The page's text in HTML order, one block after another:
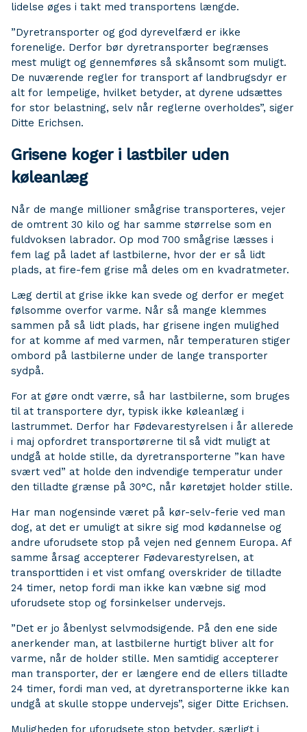
lidelse øges i takt med transportens længde.
”Dyretransporter og god dyrevelfærd er ikke
forenelige. Derfor bør dyretransporter begrænses
mest muligt og gennemføres så skånsomt som muligt.
De nuværende regler for transport af landbrugsdyr er
alt for lempelige, hvilket betyder, at dyrene udsættes
for stor belastning, selv når reglerne overholdes”, siger
Ditte Erichsen.
Grisene koger i lastbiler uden
køleanlæg
Når de mange millioner smågrise transporteres, vejer
de omtrent 30 kilo og har samme størrelse som en
fuldvoksen labrador. Op mod 700 smågrise læsses i
fem lag på ladet af lastbilerne, hvor der er så lidt
plads, at fire-fem grise må deles om en kvadratmeter.
Læg dertil at grise ikke kan svede og derfor er meget
følsomme overfor varme. Når så mange klemmes
sammen på så lidt plads, har grisene ingen mulighed
for at komme af med varmen, når temperaturen stiger
ombord på lastbilerne under de lange transporter
sydpå.
For at gøre ondt værre, så har lastbilerne, som bruges
til at transportere dyr, typisk ikke køleanlæg i
lastrummet. Derfor har Fødevarestyrelsen i år allerede
i maj opfordret transportørerne til så vidt muligt at
undgå at holde stille, da dyretransporterne ”kan have
svært ved” at holde den indvendige temperatur under
den tilladte grænse på 30°C, når køretøjet holder stille.
Har man nogensinde været på kør-selv-ferie ved man
dog, at det er umuligt at sikre sig mod kødannelse og
andre uforudsete stop på vejen ned gennem Europa. Af
samme årsag accepterer Fødevarestyrelsen, at
transporttiden i et vist omfang overskrider de tilladte
24 timer, netop fordi man ikke kan væbne sig mod
uforudsete stop og forsinkelser undervejs.
”Det er jo åbenlyst selvmodsigende. På den ene side
anerkender man, at lastbilerne hurtigt bliver alt for
varme, når de holder stille. Men samtidig accepterer
man transporter, der er længere end de ellers tilladte
24 timer, fordi man ved, at dyretransporterne ikke kan
undgå at skulle stoppe undervejs”, siger Ditte Erichsen.
Muligheden for uforudsete stop betyder, særligt i